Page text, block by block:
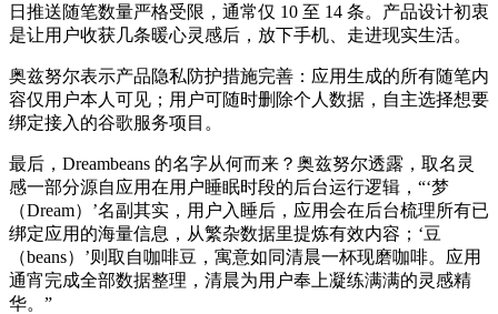
日推送随笔数量严格受限，通常仅 10 至 14 条。产品设计初衷
是让用户收获几条暖心灵感后，放下手机、走进现实生活。
奥兹努尔表示产品隐私防护措施完善：应用生成的所有随笔内
容仅用户本人可见；用户可随时删除个人数据，自主选择想要
绑定接入的谷歌服务项目。
最后，Dreambeans 的名字从何而来？奥兹努尔透露，取名灵
感一部分源自应用在用户睡眠时段的后台运行逻辑，“‘梦
（Dream）’名副其实，用户入睡后，应用会在后台梳理所有已
绑定应用的海量信息，从繁杂数据里提炼有效内容；‘豆
（beans）’则取自咖啡豆，寓意如同清晨一杯现磨咖啡。应用
通宵完成全部数据整理，清晨为用户奉上凝练满满的灵感精
华。”